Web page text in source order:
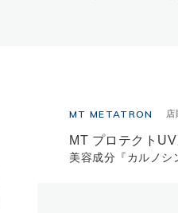
MT METATRON 店
MT プロテクト
美容成分『カルノシ